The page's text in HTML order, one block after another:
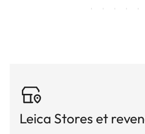
Leica Stores et